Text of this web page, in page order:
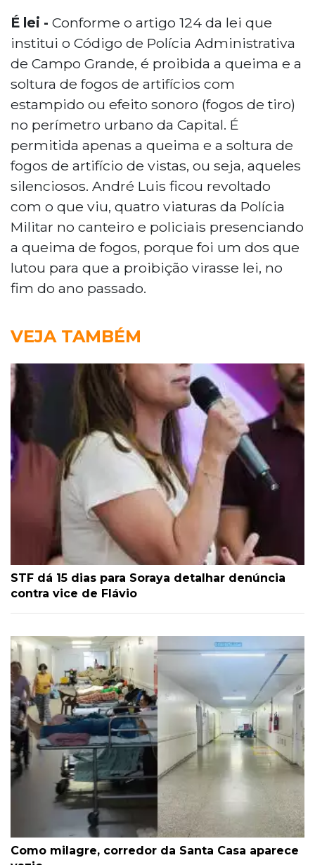
É lei - Conforme o artigo 124 da lei que
institui o Código de Polícia Administrativa
de Campo Grande, é proibida a queima e a
soltura de fogos de artifícios com
estampido ou efeito sonoro (fogos de tiro)
no perímetro urbano da Capital. É
permitida apenas a queima e a soltura de
fogos de artifício de vistas, ou seja, aqueles
silenciosos. André Luis ficou revoltado
com o que viu, quatro viaturas da Polícia
Militar no canteiro e policiais presenciando
a queima de fogos, porque foi um dos que
lutou para que a proibição virasse lei, no
fim do ano passado.
VEJA TAMBÉM
STF dá 15 dias para Soraya detalhar denúncia
contra vice de Flávio
Como milagre, corredor da Santa Casa aparece